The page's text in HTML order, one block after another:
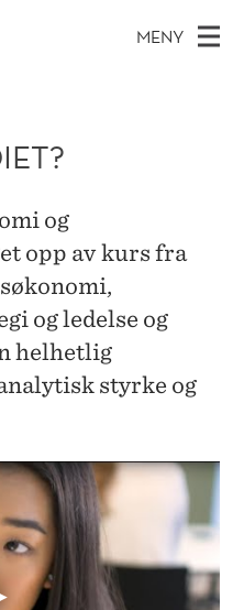
MENY
og
opp av kurs fra
og ledelse og
helhetlig
styrke og